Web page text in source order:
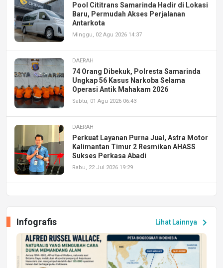
Pool Cititrans Samarinda Hadir di Lokasi
Baru, Permudah Akses Perjalanan
Antarkota
Minggu, 02 Agu 2026 14:37
DAERAH
74 Orang Dibekuk, Polresta Samarinda
Ungkap 56 Kasus Narkoba Selama
Operasi Antik Mahakam 2026
Sabtu, 01 Agu 2026 06:43
DAERAH
Perkuat Layanan Purna Jual, Astra Motor
Kalimantan Timur 2 Resmikan AHASS
Sukses Perkasa Abadi
Rabu, 22 Jul 2026 19:29
Peluang Kerja dan Magang
Jumat, 17 Jul 2026 22:30
DAERAH
Lihat Lainnya chevron_right
Infografis